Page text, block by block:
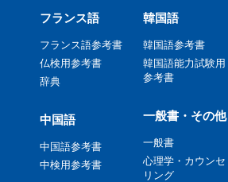
フランス語
フランス語参考書
仏検用参考書
辞典
中国語
中国語参考書
中検用参考書
韓国語
韓国語参考書
韓国語能力試験用
参考書
一般書・その他
一般書
心理学・カウンセ
リング